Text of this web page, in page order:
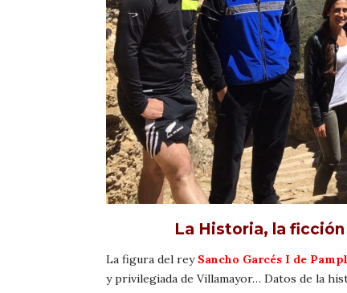
La Historia, la
La figura del rey Sancho Garcés I de
y privilegiada de Villamayor… Datos de la